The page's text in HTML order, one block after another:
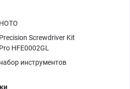
HOTO
Precision Screwdriver Kit
Pro HFE0002GL
набор инструментов